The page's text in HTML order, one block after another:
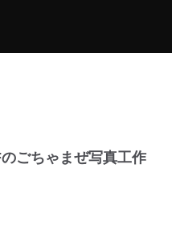
ごちゃまぜ写真工作